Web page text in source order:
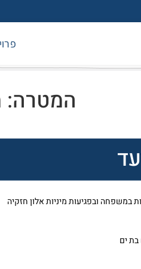
המטרה:
במשפחה ובפגיעות מיניות אלון חזקיה
ים